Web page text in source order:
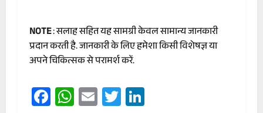
NOTE: सलाह सहित यह सामग्री केवल सामान्य जानकारी
प्रदान करती है. जानकारी के लिए हमेशा किसी विशेषज्ञ या
अपने चिकित्सक से परामर्श करें.
Facebook
WhatsApp
EmailTwitter